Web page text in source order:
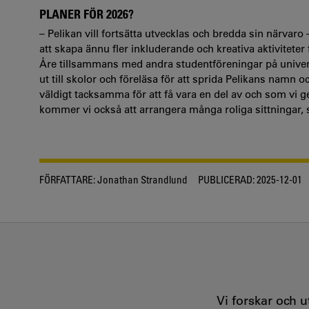
PLANER FÖR 2026?
– Pelikan vill fortsätta utvecklas och bredda sin
att skapa ännu fler inkluderande och kreativa
Åre tillsammans med andra studentföreningar på
ut till skolor och föreläsa för att sprida Pelikans namn
väldigt tacksamma för att få vara en del av och som vi
kommer vi också att arrangera många roliga
FÖRFATTARE:Jonathan Strandlund PUBLICERAD:2025-12-01
Vi forskar och